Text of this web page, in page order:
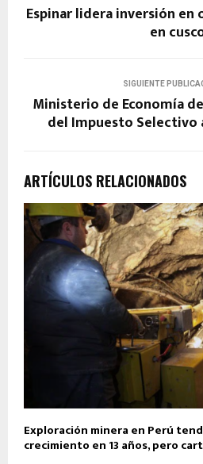
Espinar lidera inversión
en
SIGUIENTE
Ministerio de Economía
del Impuesto Selectivo
ARTÍCULOS RELACIONADOS
Exploración minera en Perú
crecimiento en 13 años, pero